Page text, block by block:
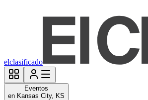
elclasificado
Eventos
en Kansas City, KS